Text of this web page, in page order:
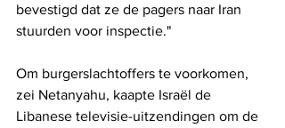
bevestigd dat ze de pagers naar Iran
stuurden voor inspectie."
Om burgerslachtoffers te voorkomen,
zei Netanyahu, kaapte Israël de
Libanese televisie-uitzendingen om de